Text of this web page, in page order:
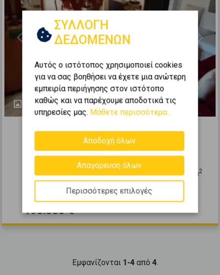
10
Previous Next
399025
Μονοκατοικία 125τ.μ. προς πώληση
ΑΥΛΩΝΑ - Άγιος Γεώργιος
3
2 0 (Ισόγειο) 4 125 m2
190.000 €
Εμφανίζονται 1-4από 4.
ΣΥΛΛΟΓΗ
ΔΕΔΟΜΕΝΩΝ
Αυτός ο ιστότοπος χρησιμοποιεί cookies
για να σας βοηθήσει να έχετε μια ανώτερη
εμπειρία περιήγησης στον ιστότοπο
καθώς και να παρέχουμε αποδοτικά τις
υπηρεσίες μας. Μάθετε περισσότερα...
Αποδοχή όλων
Απαγόρευση όλων
Περισσότερες επιλογές